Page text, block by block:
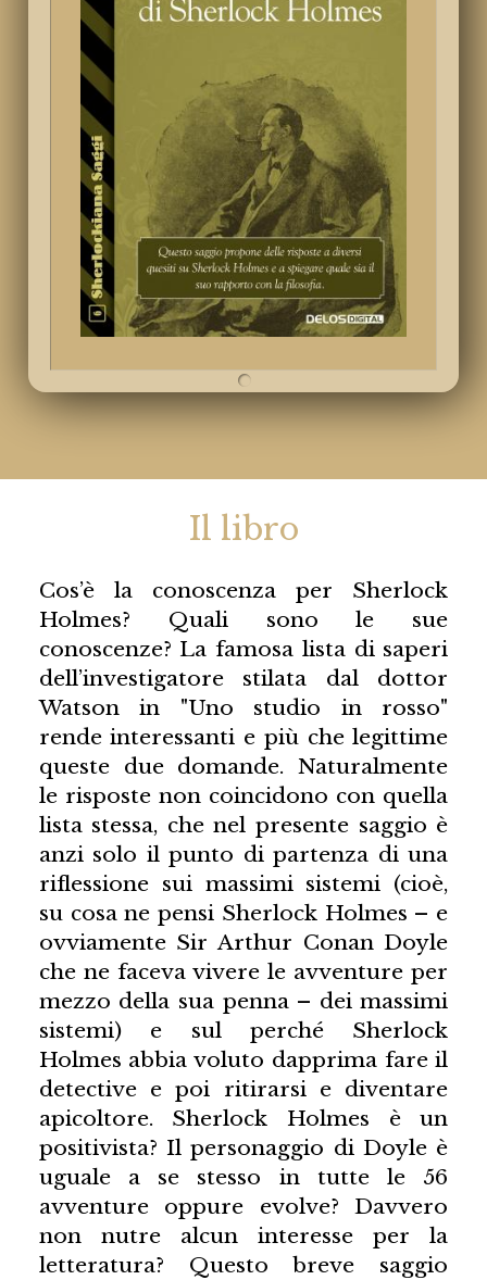
Il libro
Cos’è la conoscenza per Sherlock
Holmes? Quali sono le sue
conoscenze? La famosa lista di saperi
dell’investigatore stilata dal dottor
Watson in "Uno studio in rosso"
rende interessanti e più che legittime
queste due domande. Naturalmente
le risposte non coincidono con quella
lista stessa, che nel presente saggio è
anzi solo il punto di partenza di una
riflessione sui massimi sistemi (cioè,
su cosa ne pensi Sherlock Holmes – e
ovviamente Sir Arthur Conan Doyle
che ne faceva vivere le avventure per
mezzo della sua penna – dei massimi
sistemi) e sul perché Sherlock
Holmes abbia voluto dapprima fare il
detective e poi ritirarsi e diventare
apicoltore. Sherlock Holmes è un
positivista? Il personaggio di Doyle è
uguale a se stesso in tutte le 56
avventure oppure evolve? Davvero
non nutre alcun interesse per la
letteratura? Questo breve saggio